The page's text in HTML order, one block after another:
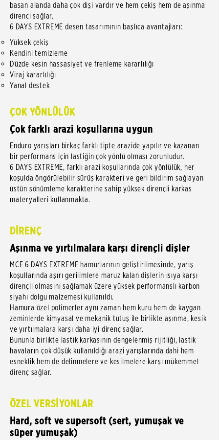
basan alanda daha çok dişi vardır ve hem çekiş hem de aşınma
direnci sağlar.
6 DAYS EXTREME desen tasarımının başlıca avantajları:
Yüksek çekiş
Kendini temizleme
Düzde kesin hassasiyet ve frenleme kararlılığı
Viraj kararlılığı
Yanal destek
ÇOK YÖNLÜLÜK
Çok farklı arazi koşullarına uygun
Enduro yarışları birkaç farklı tipte arazide yapılır ve kazanan
bir performans için lastiğin çok yönlü olması zorunludur.
6 DAYS EXTREME, farklı arazi koşullarında çok yönlülük, her
koşulda öngörülebilir sürüş karakteri ve geri bildirim sağlayan
üstün sönümleme karakterine sahip yüksek dirençli karkas
materyalleri kullanmakta.
DİRENÇ
Aşınma ve yırtılmalara karşı dirençli dişler
MCE 6 DAYS EXTREME hamurlarının geliştirilmesinde, yarış
koşullarında aşırı gerilimlere maruz kalan dişlerin ısıya karşı
dirençli olmasını sağlamak üzere yüksek performanslı karbon
siyahı dolgu malzemesi kullanıldı.
Hamura özel polimerler aynı zaman hem kuru hem de kaygan
zeminlerde kimyasal ve mekanik tutuş ile birlikte aşınma, kesik
ve yırtılmalara karşı daha iyi direnç sağlar.
Bununla birlikte lastik karkasının dengelenmiş rijitliği, lastik
havaların çok düşük kullanıldığı arazi yarışlarında dahi hem
esneklik hem de delinmelere ve kesilmelere karşı mükemmel
direnç sağlar.
ÖZEL VERSİYONLAR
Hard, soft ve supersoft (sert, yumuşak ve
süper yumuşak)